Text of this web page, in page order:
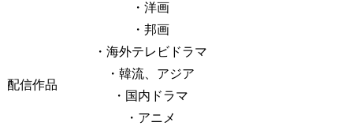
配信作品
・洋画
・邦画
・海外テレビドラマ
・韓流、アジア
・国内ドラマ
・アニメ